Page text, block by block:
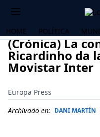
HOME POLÍTICA
(Crónica) La
Ricardinho da
Movistar Inter
Europa Press
Archivado en: DANI MARTÍN